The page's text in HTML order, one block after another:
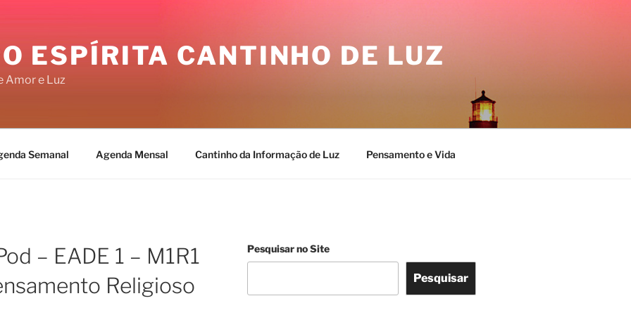
ESPÍRITA CANTINHO DE LUZ
Amor e Luz
Semanal Agenda Mensal Cantinho da Informação de Luz Pensamento e Vida
– EADE 1 – M1R1
Religioso
Pesquisar no Site
Pesquisar